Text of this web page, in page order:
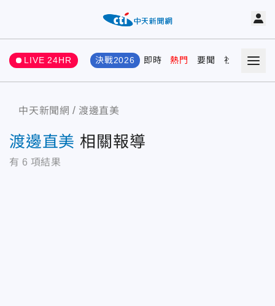
LIVE 24HR 決戰2026 即時 熱門 要聞 社會 娛樂
中天新聞網 渡邊直美
渡邊直美 相關報導
有 6 項結果